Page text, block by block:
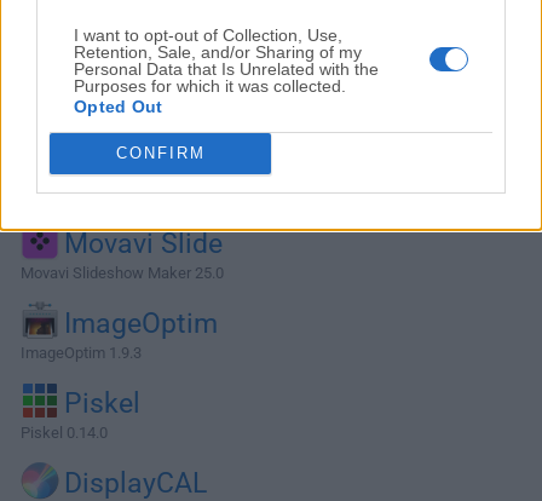
I want to opt-out of Collection, Use,
Retention, Sale, and/or Sharing of my
Personal Data that Is Unrelated with the
Purposes for which it was collected.
Opted Out
CONFIRM
Alternativas y Software Similar
Movavi Slide
Movavi Slideshow Maker 25.0
ImageOptim
ImageOptim 1.9.3
Piskel
Piskel 0.14.0
DisplayCAL